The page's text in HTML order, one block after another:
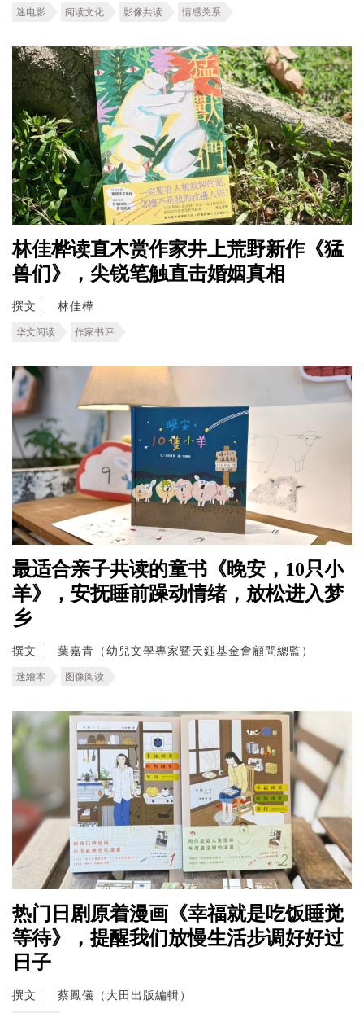
迷电影 阅读文化 影像共读 情感关系
林佳桦读直木赏作家井上荒野新作《猛
兽们》，尖锐笔触直击婚姻真相
撰文 林佳樺
华文阅读 作家书评
最适合亲子共读的童书《晚安，10只小
羊》，安抚睡前躁动情绪，放松进入梦
乡
撰文 葉嘉青（幼兒文學專家暨天鈺基金會顧問總監）
迷繪本 图像阅读
热门日剧原着漫画《幸福就是吃饭睡觉
等待》，提醒我们放慢生活步调好好过
日子
撰文 蔡鳳儀（大田出版編輯）